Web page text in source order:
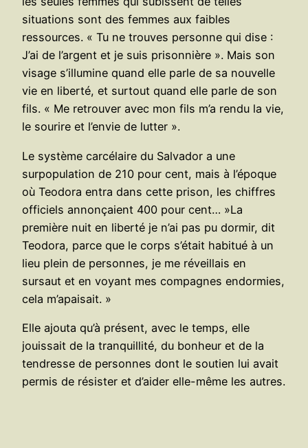
situations sont des femmes aux faibles
ressources. « Tu ne trouves personne qui dise :
J’ai de l’argent et je suis prisonnière ». Mais son
visage s’illumine quand elle parle de sa nouvelle
vie en liberté, et surtout quand elle parle de son
fils. « Me retrouver avec mon fils m’a rendu la vie,
le sourire et l’envie de lutter ».
Le système carcélaire du Salvador a une
surpopulation de 210 pour cent, mais à l’époque
où Teodora entra dans cette prison, les chiffres
officiels annonçaient 400 pour cent… »La
première nuit en liberté je n’ai pas pu dormir, dit
Teodora, parce que le corps s’était habitué à un
lieu plein de personnes, je me réveillais en
sursaut et en voyant mes compagnes endormies,
cela m’apaisait. »
Elle ajouta qu’à présent, avec le temps, elle
jouissait de la tranquillité, du bonheur et de la
tendresse de personnes dont le soutien lui avait
permis de résister et d’aider elle-même les autres.